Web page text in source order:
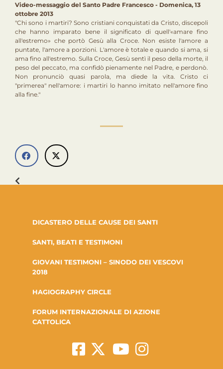
Video-messaggio del Santo Padre Francesco - Domenica, 13
ottobre 2013
"Chi sono i martiri? Sono cristiani conquistati da Cristo, discepoli
che hanno imparato bene il significato di quell'«amare fino
all'estremo» che portò Gesù alla Croce. Non esiste l'amore a
puntate, l'amore a porzioni. L'amore è totale e quando si ama, si
ama fino all'estremo. Sulla Croce, Gesù sentì il peso della morte, il
peso del peccato, ma confidò pienamente nel Padre, e perdonò.
Non pronunciò quasi parola, ma diede la vita. Cristo ci
"primerea" nell'amore: i martiri lo hanno imitato nell'amore fino
alla fine."
DICASTERO DELLE CAUSE DEI SANTI
SANTI, BEATI E TESTIMONI
GIOVANI TESTIMONI – SINODO DEI VESCOVI
2018
HAGIOGRAPHY CIRCLE
FORUM INTERNAZIONALE DI AZIONE
CATTOLICA